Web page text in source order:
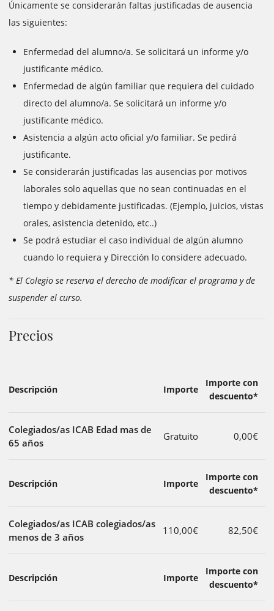
Únicamente se considerarán faltas justificadas de ausencia
las siguientes:
Enfermedad del alumno/a. Se solicitará un informe y/o
justificante médico.
Enfermedad de algún familiar que requiera del cuidado
directo del alumno/a. Se solicitará un informe y/o
justificante médico.
Asistencia a algún acto oficial y/o familiar. Se pedirá
justificante.
Se considerarán justificadas las ausencias por motivos
laborales solo aquellas que no sean continuadas en el
tiempo y debidamente justificadas. (Ejemplo, juicios, vistas
orales, asistencia detenido, etc..)
Se podrá estudiar el caso individual de algún alumno
cuando lo requiera y Dirección lo considere adecuado.
* El Colegio se reserva el derecho de modificar el programa y de
suspender el curso.
Precios
Descripción Importe
Importe con
descuento*
Colegiados/as ICAB Edad mas de
65 años
Gratuito 0,00€
Descripción Importe
Importe con
descuento*
Colegiados/as ICAB colegiados/as
menos de 3 años
110,00€ 82,50€
Descripción Importe
Importe con
descuento*